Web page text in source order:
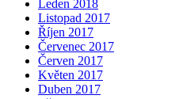
Leden 2018
Listopad 2017
Říjen 2017
Červenec 2017
Červen 2017
Květen 2017
Duben 2017